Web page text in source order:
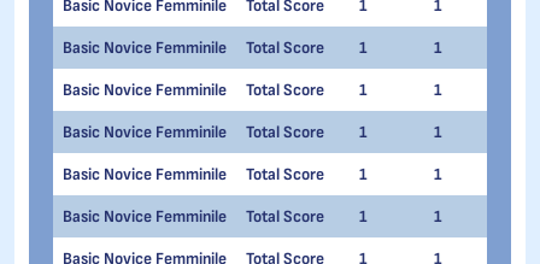
Basic Novice Femminile Total Score 1 1
Basic Novice Femminile Total Score 1 1
Basic Novice Femminile Total Score 1 1
Basic Novice Femminile Total Score 1 1
Basic Novice Femminile Total Score 1 1
Basic Novice Femminile Total Score 1 1
Basic Novice Femminile Total Score 1 1